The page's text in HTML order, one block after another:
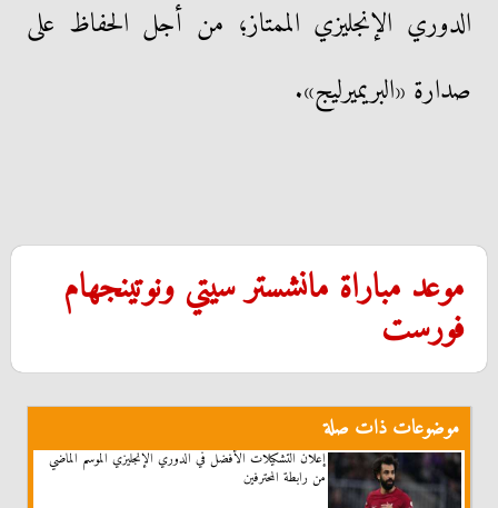
الدوري الإنجليزي الممتاز؛ من أجل الحفاظ على
صدارة «البريميرليج».
موعد مباراة مانشستر سيتي ونوتينجهام
فورست
موضوعات ذات صلة
إعلان التشكيلات الأفضل في الدوري الإنجليزي الموسم الماضي
من رابطة المحترفين